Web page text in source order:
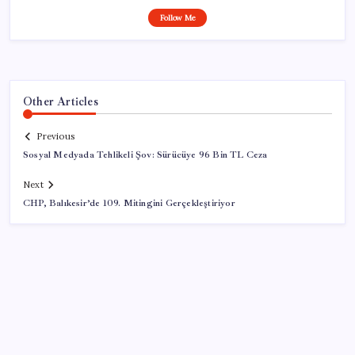
Follow Me
Other Articles
Previous
Sosyal Medyada Tehlikeli Şov: Sürücüye 96 Bin TL Ceza
Next
CHP, Balıkesir’de 109. Mitingini Gerçekleştiriyor